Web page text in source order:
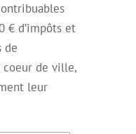
€ d’impôts et
de
de ville,
leur